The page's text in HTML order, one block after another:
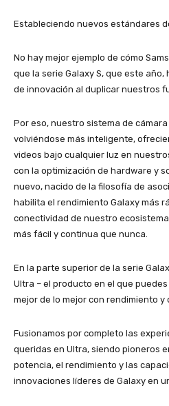
Estableciendo nuevos estándares
No hay mejor ejemplo de cómo
que la serie Galaxy S, que este
de innovación al duplicar nuestros
Por eso, nuestro sistema de
volviéndose más inteligente,
videos bajo cualquier luz en
con la optimización de hardware y
nuevo, nacido de la filosofía de
habilita el rendimiento Galaxy más
conectividad de nuestro
más fácil y continua que nunca.
En la parte superior de la serie
Ultra – el producto en el que
mejor de lo mejor con rendimiento y
Fusionamos por completo las
queridas en Ultra, siendo pioneros
potencia, el rendimiento y las
innovaciones líderes de Galaxy en